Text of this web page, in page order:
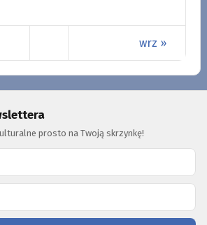
wrz »
prosto na Twoją skrzynkę!